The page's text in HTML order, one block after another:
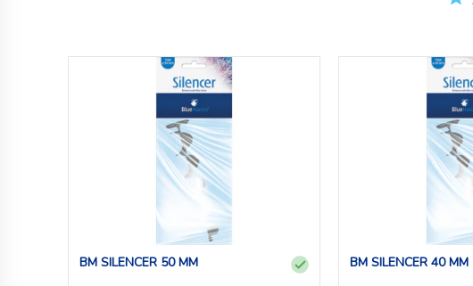
BM SILENCER 50 MM BM SILENCER 40 MM